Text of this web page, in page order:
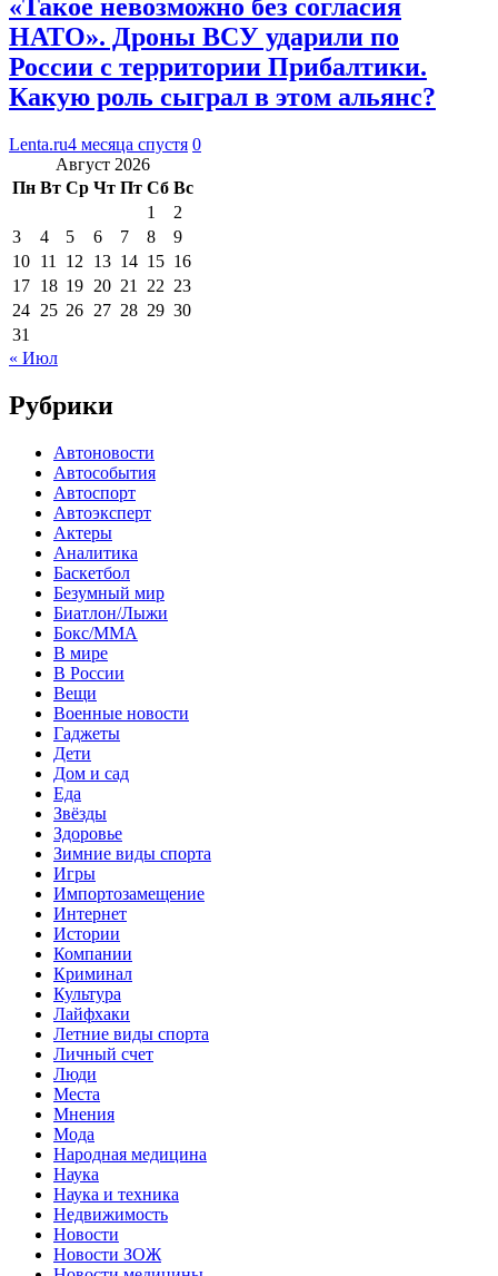
«Такое невозможно без согласия
НАТО». Дроны ВСУ ударили по
России с территории Прибалтики.
Какую роль сыграл в этом альянс?
Lenta.ru4 месяца спустя 0
Август 2026
Пн Вт Ср Чт Пт Сб Вс
1
2
3
4 5 6 7 8
9
10 11 12 13 14 15 16
17 18 19 20 21 22 23
24 25 26 27 28 29 30
31
« Июл
Рубрики
Автоновости
Автособытия
Автоспорт
Автоэксперт
Актеры
Аналитика
Баскетбол
Безумный мир
Биатлон/Лыжи
Бокс/MMA
В мире
В России
Вещи
Военные новости
Гаджеты
Дети
Дом и сад
Еда
Звёзды
Здоровье
Зимние виды спорта
Игры
Импортозамещение
Интернет
Истории
Компании
Криминал
Культура
Лайфхаки
Летние виды спорта
Личный счет
Люди
Места
Мнения
Мода
Народная медицина
Наука
Наука и техника
Недвижимость
Новости
Новости ЗОЖ